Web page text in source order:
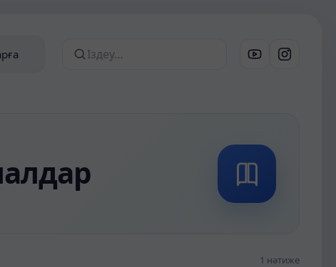
Сайттан іздеу
1 нәтиже